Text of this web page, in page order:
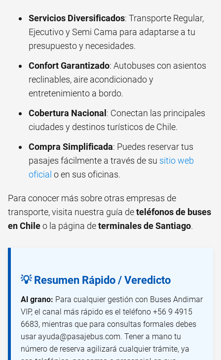
Servicios Diversificados: Transporte Regular,
Ejecutivo y Semi Cama para adaptarse a tu
presupuesto y necesidades.
Confort Garantizado: Autobuses con asientos
reclinables, aire acondicionado y
entretenimiento a bordo.
Cobertura Nacional: Conectan las principales
ciudades y destinos turísticos de Chile.
Compra Simplificada: Puedes reservar tus
pasajes fácilmente a través de su sitio web
oficial o en sus oficinas.
Para conocer más sobre otras empresas de
transporte, visita nuestra guía deteléfonos de buses
en Chileo la página determinales de Santiago.
💡 Resumen Rápido / Veredicto
Al grano: Para cualquier gestión con Buses Andimar
VIP, el canal más rápido es el teléfono +56 9 4915
6683, mientras que para consultas formales debes
usar ayuda@pasajebus.com. Tener a mano tu
número de reserva agilizará cualquier trámite, ya